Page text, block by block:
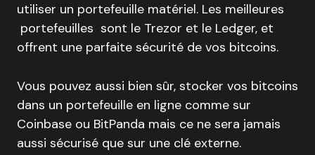
utiliser un portefeuille matériel. Les meilleures
portefeuilles sont le Trezor et le Ledger, et
offrent une parfaite sécurité de vos bitcoins.
Vous pouvez aussi bien sûr, stocker vos bitcoins
dans un portefeuille en ligne comme sur
Coinbase ou BitPanda mais ce ne sera jamais
aussi sécurisé que sur une clé externe.